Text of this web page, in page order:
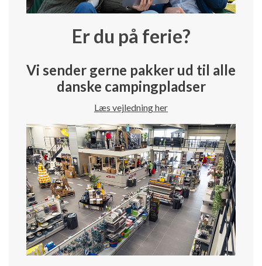
Er du på ferie?
Vi sender gerne pakker ud til alle
danske campingpladser
Læs vejledning her